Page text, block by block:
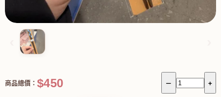
－ +
商品總價： $450